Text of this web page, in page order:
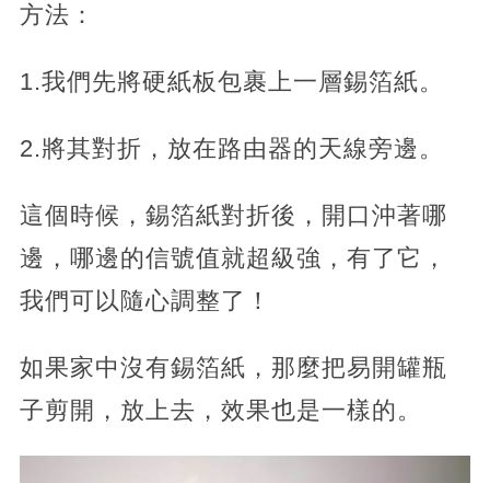
方法：
1.我們先將硬紙板包裹上一層錫箔紙。
2.將其對折，放在路由器的天線旁邊。
這個時候，錫箔紙對折後，開口沖著哪
邊，哪邊的信號值就超級強，有了它，
我們可以隨心調整了！
如果家中沒有錫箔紙，那麼把易開罐瓶
子剪開，放上去，效果也是一樣的。